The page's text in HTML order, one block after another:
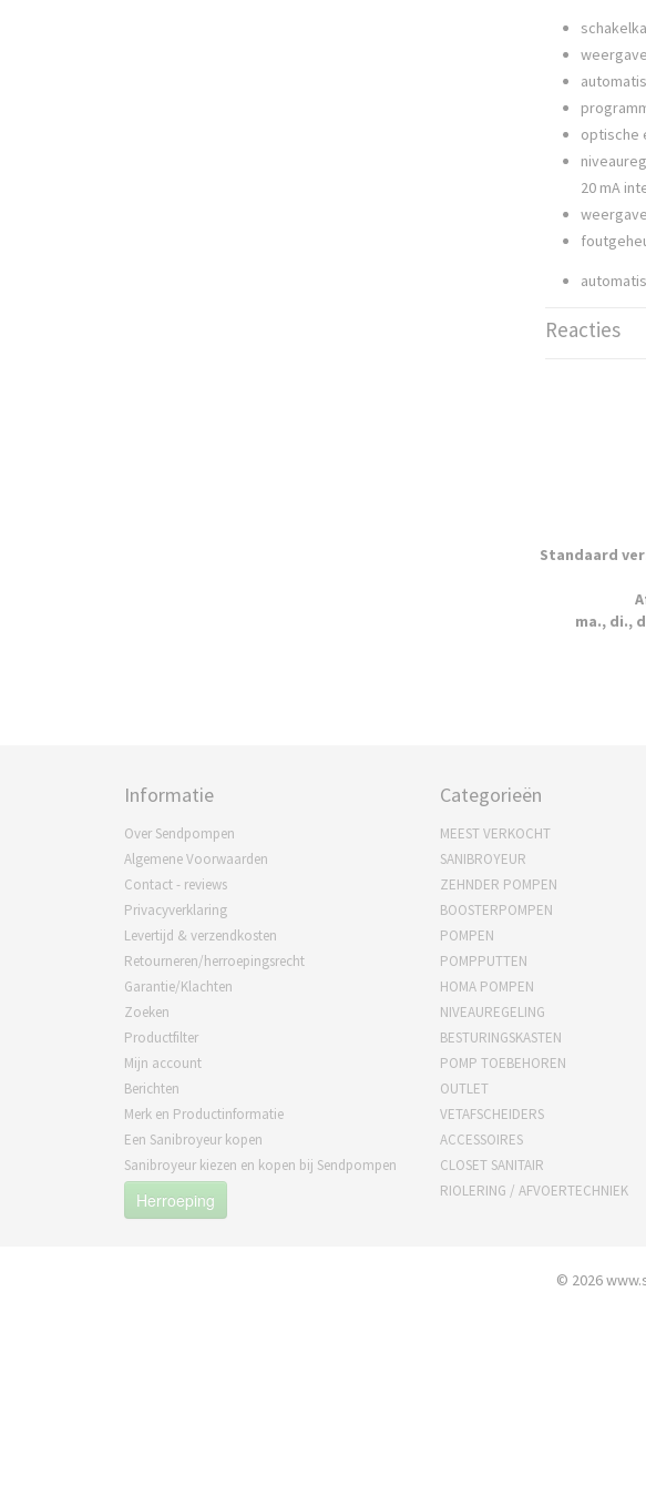
optische
20 mA
Reacties
Standaard
ma., di.,
Informatie
Over Sendpompen
Algemene Voorwaarden
Contact - reviews
Privacyverklaring
Levertijd & verzendkosten
Retourneren/herroepingsrecht
Garantie/Klachten
Zoeken
Productfilter
Mijn account
Berichten
Merk en Productinformatie
Een Sanibroyeur kopen
Sanibroyeur kiezen en kopen bij Sendpompen
Herroeping
Categorieën
MEEST VERKOCHT
SANIBROYEUR
ZEHNDER POMPEN
BOOSTERPOMPEN
POMPEN
POMPPUTTEN
HOMA POMPEN
NIVEAUREGELING
BESTURINGSKASTEN
POMP TOEBEHOREN
OUTLET
VETAFSCHEIDERS
ACCESSOIRES
CLOSET SANITAIR
RIOLERING / AFVOERTECHNIEK
© 2026